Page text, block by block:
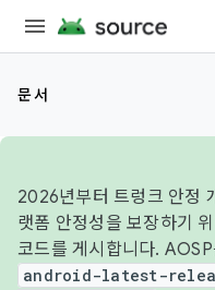
문서
2026년부터 트렁크 안정
랫폼 안정성을 보장하기
코드를 게시합니다.
android-latest-